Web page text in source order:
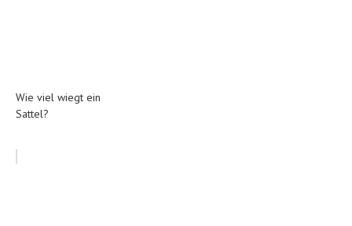
Wie viel wiegt ein
Sattel?